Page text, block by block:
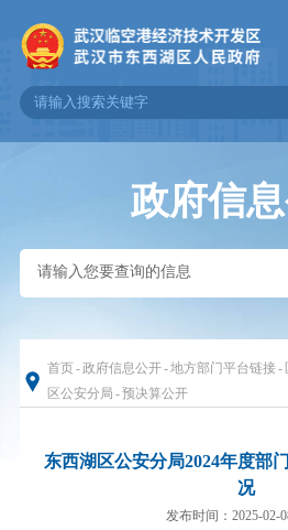
政府信
首页-政府信息公开-地方部门平台链接-
区公安分局 -预决算公开
东西湖区公安分局2024年度部
况
发布时间：2025-02-